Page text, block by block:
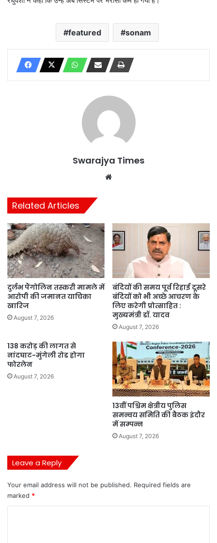
featured sonam
Swarajya Times
Related Articles
दुर्लभ पैंगोलिन तस्करी मामले में
आरोपी की जमानत याचिका
खारिज
August 7, 2026
बंदियों की समय पूर्व रिहाई दूसरे
बंदियों को भी अच्छे आचरण के
लिए करेगी प्रोत्साहित :
मुख्यमंत्री डॉ. यादव
August 7, 2026
138 करोड़ की लागत से
नांदघाट-मुंगेली रोड होगा
फोरलेन
August 7, 2026
13वीं पश्चिम क्षेत्रीय पुलिस
समन्वय समिति की बैठक इंदौर
में सम्पन्न
August 7, 2026
Leave a Reply
Your email address will not be published. Required fields are
marked *